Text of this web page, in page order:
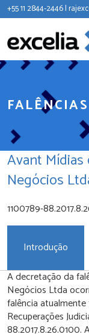
+55 11 2844-2446 |
FALÊNCIAS
Avant
Negócios
1100789-
Introdução
A decretação da
Negócios Ltda
falência atualmente
Recuperações
88.2017.8.26.0100.